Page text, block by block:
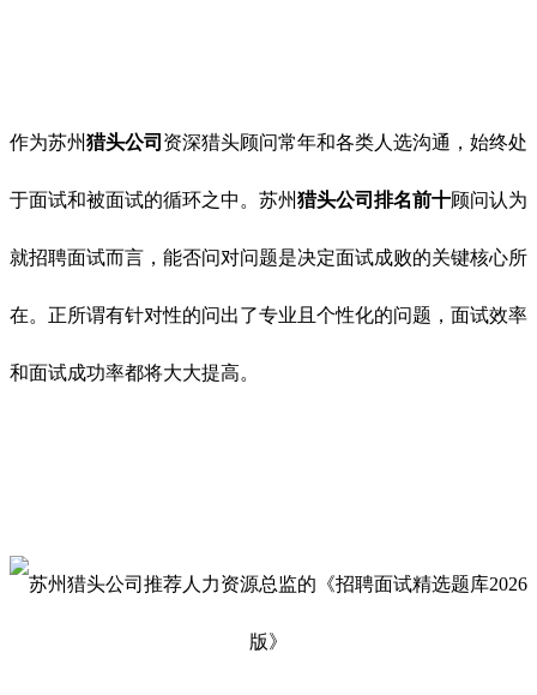
作为苏州猎头公司 资深猎头顾问常年和各类人选沟通，始终处
于面试和被面试的循环之中。苏州猎头公司排名前十顾问认为
就招聘面试而言，能否问对问题是决定面试成败的关键核心所
在。正所谓有针对性的问出了专业且个性化的问题，面试效率
和面试成功率都将大大提高。